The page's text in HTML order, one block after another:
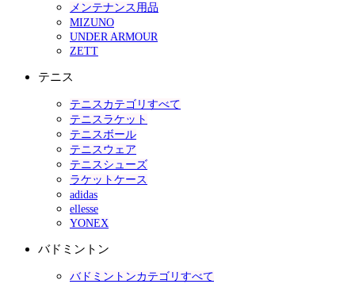
メンテナンス用品
MIZUNO
UNDER ARMOUR
ZETT
テニス
テニスカテゴリすべて
テニスラケット
テニスボール
テニスウェア
テニスシューズ
ラケットケース
adidas
ellesse
YONEX
バドミントン
バドミントンカテゴリすべて